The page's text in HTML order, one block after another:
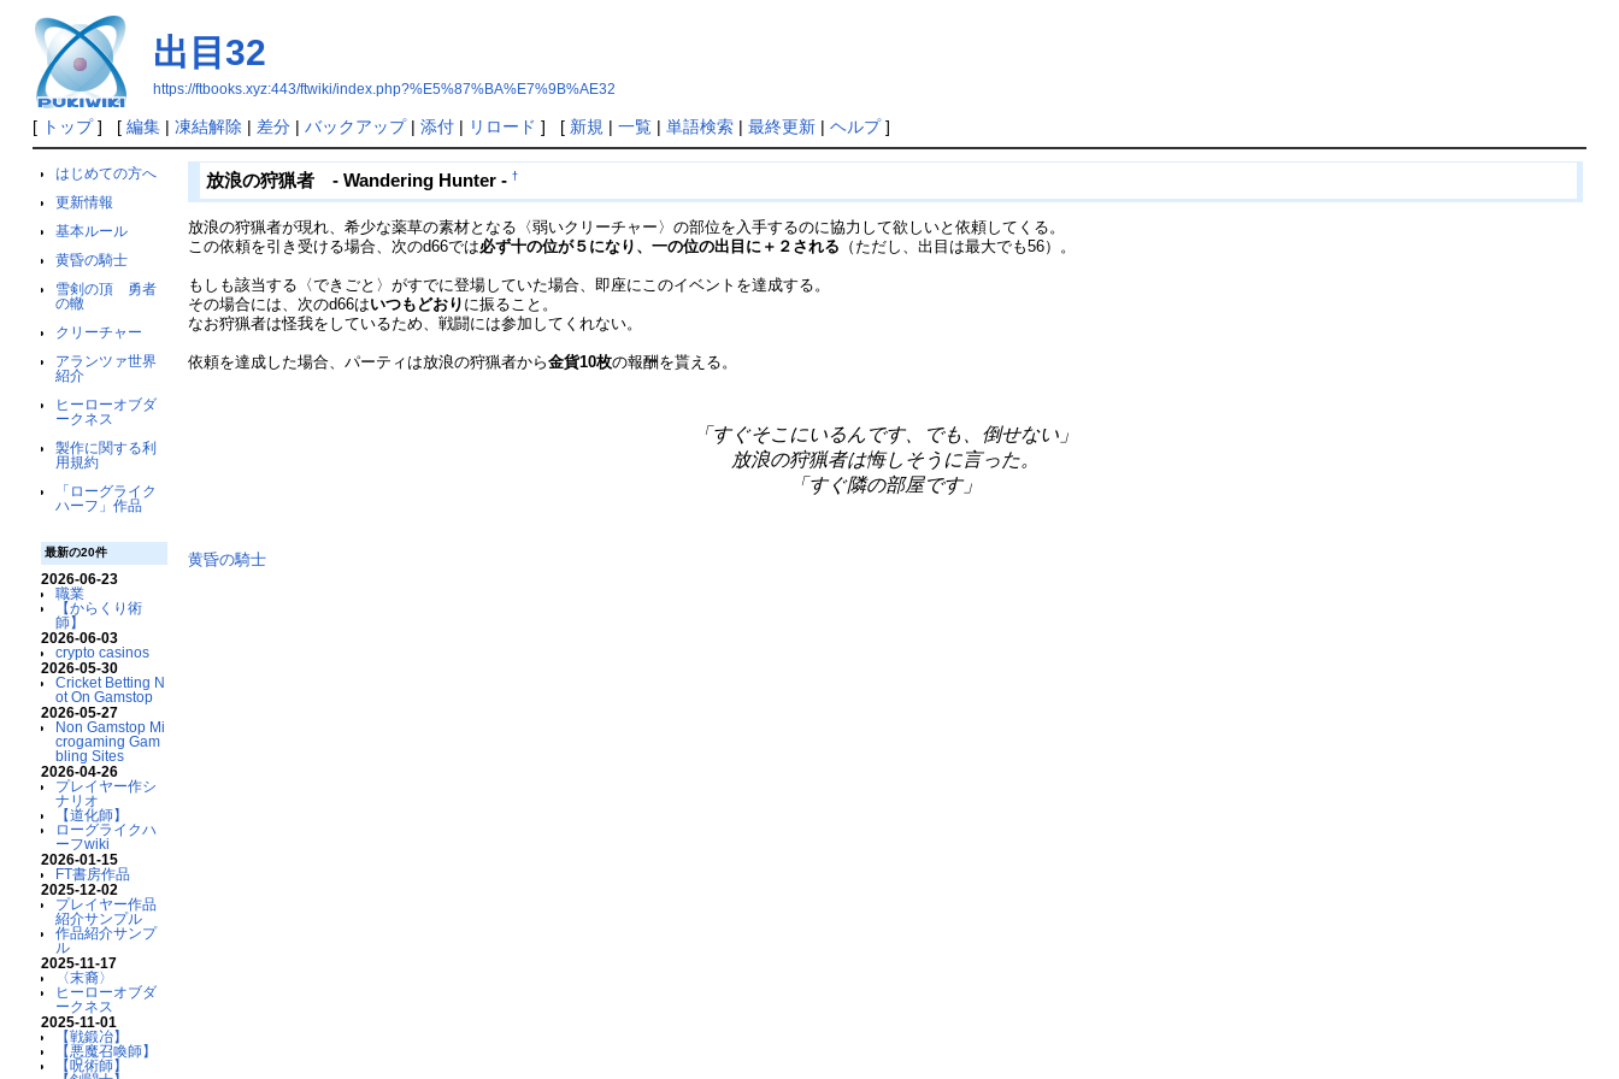
出目32
https://ftbooks.xyz:443/ftwiki/index.php?%E5%87%BA%E7%9B%AE32
[ トップ] [ 編集| 凍結解除 | 差分| バックアップ| 添付| リロード ] [ 新規 | 一覧| 単語検索| 最終更新| ヘルプ]
はじめての方へ
更新情報
基本ルール
黄昏の騎士
雪剣の頂 勇者
の轍
クリーチャー
アランツァ世界
紹介
ヒーローオブダ
ークネス
製作に関する利
用規約
「ローグライク
ハーフ」作品
最新の20件
2026-06-23
職業
【からくり術
師】
2026-06-03
crypto casinos
2026-05-30
Cricket Betting N
ot On Gamstop
2026-05-27
Non Gamstop Mi
crogaming Gam
bling Sites
2026-04-26
プレイヤー作シ
ナリオ
【道化師】
ローグライクハ
ーフwiki
2026-01-15
FT書房作品
2025-12-02
プレイヤー作品
紹介サンプル
作品紹介サンプ
ル
2025-11-17
〈末裔〉
ヒーローオブダ
ークネス
2025-11-01
【戦鍛冶】
【悪魔召喚師】
【呪術師】
放浪の狩猟者 - Wandering Hunter - †
放浪の狩猟者が現れ、希少な薬草の素材となる〈弱いクリーチャー〉の部位を入手するのに協力して欲しいと依頼してくる。
この依頼を引き受ける場合、次のd66では必ず十の位が５になり、一の位の出目に＋２される （ただし、出目は最大でも56）。
もしも該当する〈できごと〉がすでに登場していた場合、即座にこのイベントを達成する。
その場合には、次のd66はいつもどおり に振ること。
なお狩猟者は怪我をしているため、戦闘には参加してくれない。
依頼を達成した場合、パーティは放浪の狩猟者から金貨10枚の報酬を貰える。
「すぐそこにいるんです、でも、倒せない」
放浪の狩猟者は悔しそうに言った。
「すぐ隣の部屋です」
黄昏の騎士